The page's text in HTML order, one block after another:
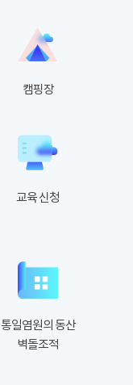
캠핑장
교육 신청
통일염원의 동산
벽돌조적